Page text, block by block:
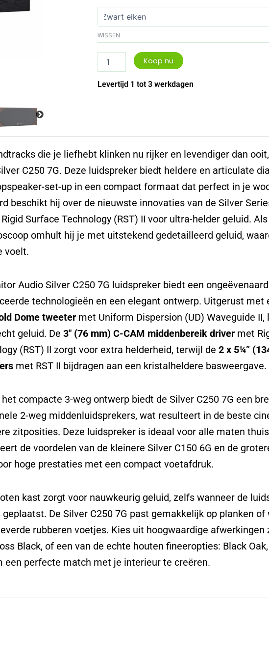
WISSEN
C250
aantal
Koop nu
Levertijd 1 tot 3 werkdagen
die je liefhebt klinken nu rijker en levendiger dan
C250 7G. Deze luidspreker biedt heldere en articulate
set-up in een compact formaat dat perfect in je
beschikt hij over de nieuwste innovaties van de Silver
Surface Technology (RST) II voor ultra-helder geluid.
omhult hij je met uitstekend gedetailleerd geluid,
voelt.
Audio Silver C250 7G luidspreker biedt een
technologieën en een elegant ontwerp. Uitgerust met
Dome tweeter met Uniform Dispersion (UD) Waveguide
geluid. De 3″ (76 mm) C-CAM middenbereik driver met
(RST) II zorgt voor extra helderheid, terwijl de 2 x 5¼”
met RST II bijdragen aan een kristalheldere basweergave.
compacte 3-weg ontwerp biedt de Silver C250 7G een
2-weg middenluidsprekers, wat resulteert in de beste
zitposities. Deze luidspreker is ideaal voor alle maten
de voordelen van de kleinere Silver C150 6G en de
hoge prestaties met een compact voetafdruk.
kast zorgt voor nauwkeurig geluid, zelfs wanneer de
geplaatst. De Silver C250 7G past gemakkelijk op planken
rubberen voetjes. Kies uit hoogwaardige afwerkingen
Black, of een van de echte houten fineeropties: Black
een perfecte match met je interieur te creëren.